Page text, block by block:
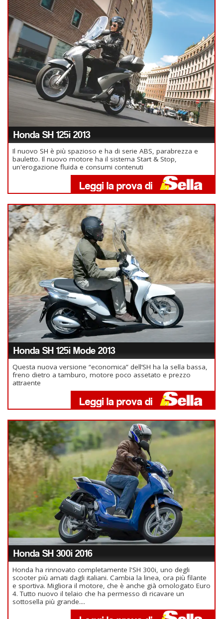
Honda SH 125i 2013
Il nuovo SH è più spazioso e ha di serie ABS, parabrezza e
bauletto. Il nuovo motore ha il sistema Start & Stop,
un'erogazione fluida e consumi contenuti
Honda SH 125i Mode 2013
Questa nuova versione “economica” dell’SH ha la sella bassa,
freno dietro a tamburo, motore poco assetato e prezzo
attraente
Honda SH 300i 2016
Honda ha rinnovato completamente l'SH 300i, uno degli
scooter più amati dagli italiani. Cambia la linea, ora più filante
e sportiva. Migliora il motore, che è anche già omologato Euro
4. Tutto nuovo il telaio che ha permesso di ricavare un
sottosella più grande....